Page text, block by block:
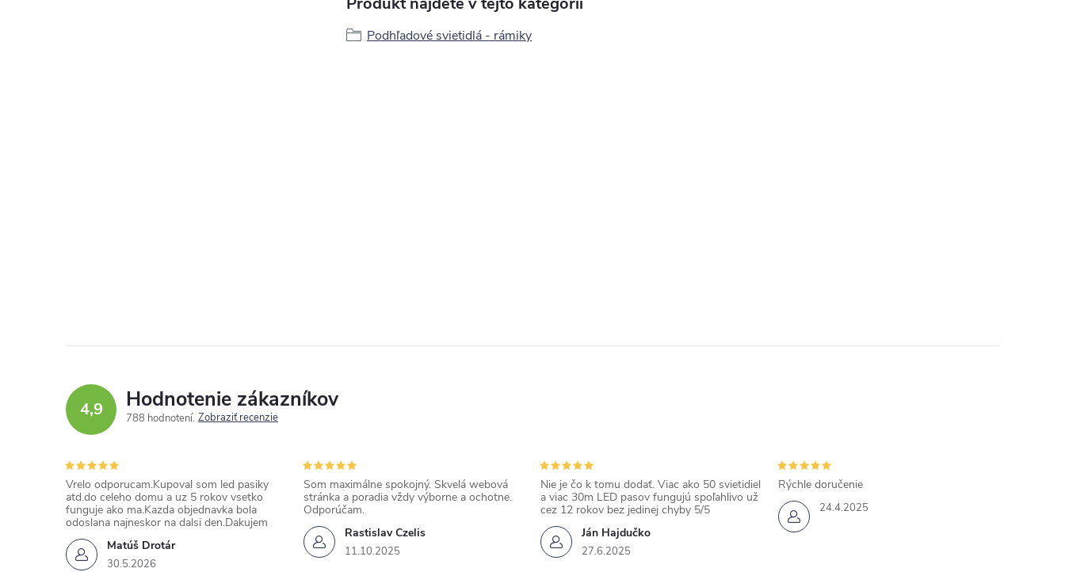
Podhľadové svietidlá - rámiky
4,9 Hodnotenie zákazníkov
788 hodnotení Zobraziť recenzie
Matúš Drotár
30.5.2026
Vrelo odporucam.Kupoval som led pasiky
atd.do celeho domu a uz 5 rokov vsetko
funguje ako ma.Kazda objednavka bola
odoslana najneskor na dalsi den.Dakujem
Rastislav Czelis
11.10.2025
Som maximálne spokojný. Skvelá webová
stránka a poradia vždy výborne a ochotne.
Odporúčam.
Ján Hajdučko
27.6.2025
Nie je čo k tomu dodať. Viac ako 50 svietidiel
a viac 30m LED pasov fungujú spoľahlivo už
cez 12 rokov bez jedinej chyby 5/5
24.4.2025
Rýchle doručenie